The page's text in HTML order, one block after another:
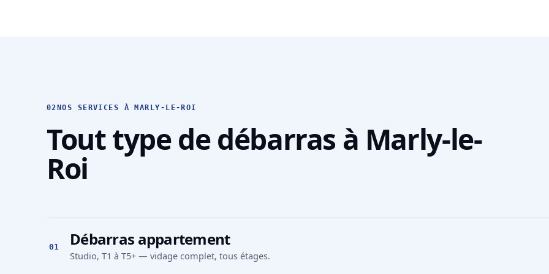
02NOS SERVICES À MARLY-LE-ROI
Tout type de débarras à Marly-le-
Roi
01 Débarras appartement
Studio, T1 à T5+ — vidage complet, tous étages.